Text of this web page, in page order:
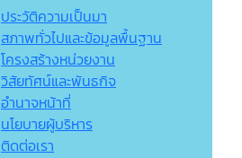
ประวัติความเป็นมา
สภาพทั่วไปและข้อมูลพื้นฐาน
โครงสร้างหน่วยงาน
วิสัยทัศน์และพันธกิจ
อำนาจหน้าที่
นโยบายผู้บริหาร
ติดต่อเรา